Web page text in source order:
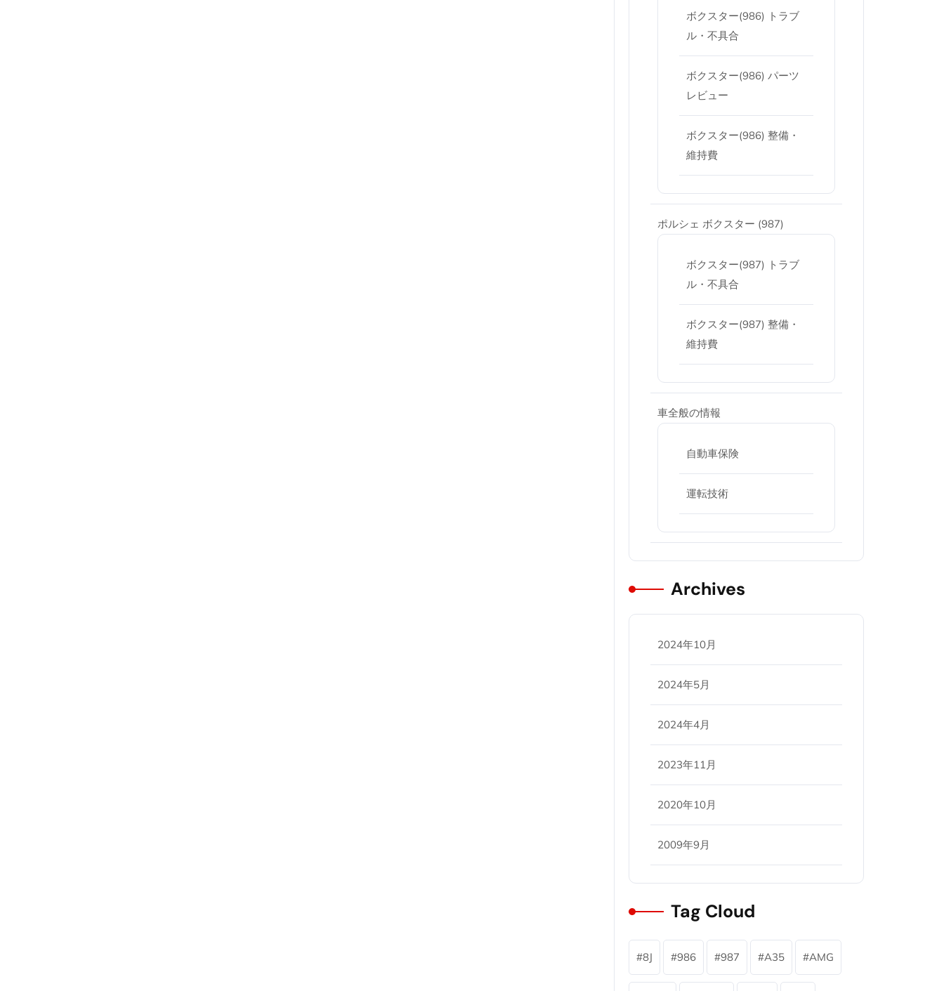
ボクスター(986) トラブ
ル・不具合
ボクスター(986) パーツ
レビュー
ボクスター(986) 整備・
維持費
ポルシェ ボクスター (987)
ボクスター(987) トラブ
ル・不具合
ボクスター(987) 整備・
維持費
車全般の情報
自動車保険
運転技術
Archives
2024年10月
2024年5月
2024年4月
2023年11月
2020年10月
2009年9月
Tag Cloud
8J 986 987 A35 AMG